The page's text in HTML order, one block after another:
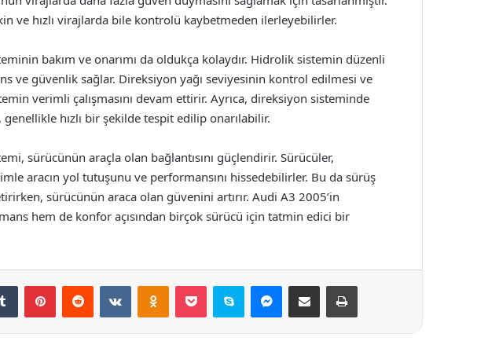
ve hızlı virajlarda bile kontrolü kaybetmeden ilerleyebilirler.
bakım ve onarımı da oldukça kolaydır. Hidrolik sistemin düzenli
ve güvenlik sağlar. Direksiyon yağı seviyesinin kontrol edilmesi ve
verimli çalışmasını devam ettirir. Ayrıca, direksiyon sisteminde
hızlı bir şekilde tespit edilip onarılabilir.
sürücünün araçla olan bağlantısını güçlendirir. Sürücüler,
aracın yol tutuşunu ve performansını hissedebilirler. Bu da sürüş
sürücünün araca olan güvenini artırır. Audi A3 2005’in
hem de konfor açısından birçok sürücü için tatmin edici bir
Tumblr PinterestReddit VKontakteOdnoklassniki
Pocket Skype Messenger
E-Posta ile paylaş Yazdır